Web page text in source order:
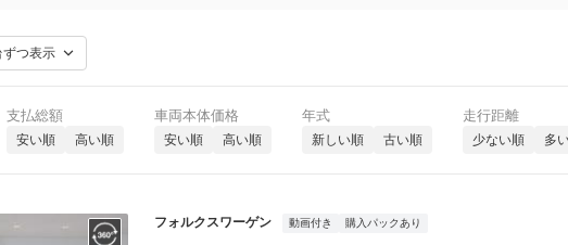
支払総額
安い順 高い順
車両本体価格
安い順 高い順
年式
新しい順 古い順
走行距離
少ない順 多
フォルクスワーゲン 動画付き 購入パックあり